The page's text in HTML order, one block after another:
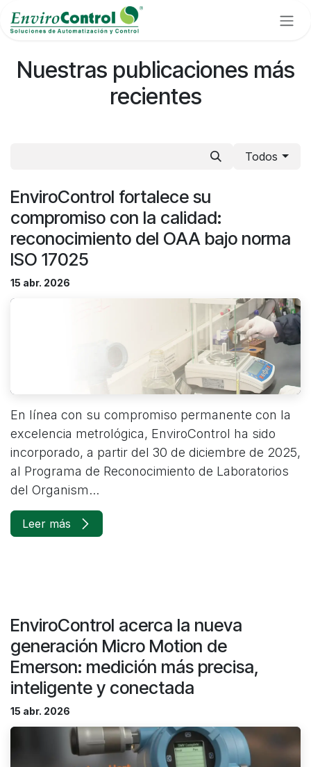
Ir al contenido
Nuestras publicaciones más
recientes
Todos
EnviroControl fortalece su
compromiso con la calidad:
reconocimiento del OAA bajo norma
ISO 17025
15 abr. 2026
En línea con su compromiso permanente con la
excelencia metrológica, EnviroControl ha sido
incorporado, a partir del 30 de diciembre de 2025,
al Programa de Reconocimiento de Laboratorios
del Organism...
Leer más
EnviroControl acerca la nueva
generación Micro Motion de
Emerson: medición más precisa,
inteligente y conectada
15 abr. 2026